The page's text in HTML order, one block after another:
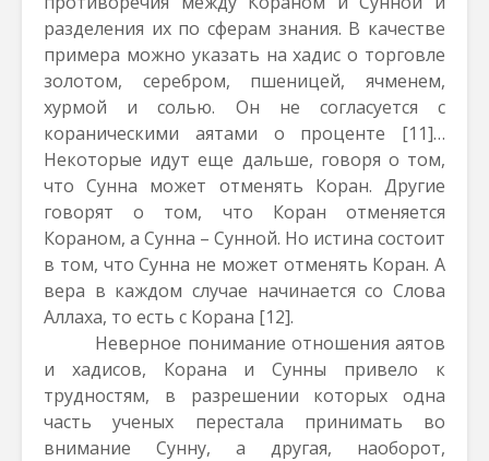
разделения их по сферам знания. В качестве
примера можно указать на хадис о торговле
золотом, серебром, пшеницей, ячменем,
хурмой и солью. Он не согласуется с
кораническими аятами о проценте [11]…
Некоторые идут еще дальше, говоря о том,
что Сунна может отменять Коран. Другие
говорят о том, что Коран отменяется
Кораном, а Сунна – Сунной. Но истина состоит
в том, что Сунна не может отменять Коран. А
вера в каждом случае начинается со Слова
Аллаха, то есть с Корана [12].
Неверное понимание отношения аятов
и хадисов, Корана и Сунны привело к
трудностям, в разрешении которых одна
часть ученых перестала принимать во
внимание Сунну, а другая, наоборот,